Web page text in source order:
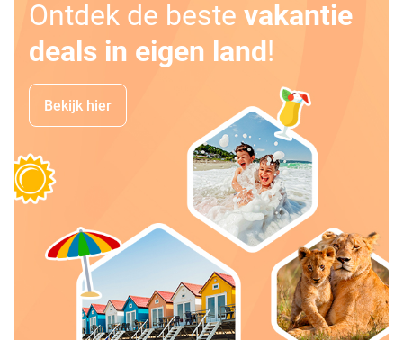
Ontdek de beste vakantie
deals in eigen land!
Bekijk hier